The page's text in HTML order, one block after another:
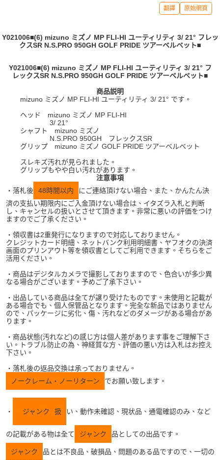
翻譯 原始網頁
Y021006■(6) mizuno ミズノ MP FLI-HI ユーティリティ 3/ 21° フレッ
クスSR N.S.PRO 950GH GOLF PRIDE ツアーベルベット■
Y021006■(6) mizuno ミズノ MP FLI-HI ユーティリティ 3/ 21° フ
レックスSR N.S.PRO 950GH GOLF PRIDE ツアーベルベット■
商品説明
mizuno ミズノ MP FLI-HI ユーティリティ 3/ 21° です。
ヘッド mizuno ミズノ MP FLI-HI
3/ 21°
シャフト mizuno ミズノ
N.S.PRO 950GH フレックスSR
グリップ mizuno ミズノ GOLF PRIDE ツアーベルベット
スレキズ汚れが見られました。
グリップもやや白い汚れがあります。
注意事項
・落札後
48時間以内
にご連絡頂けない場合、また、かんたん決
済の支払い期限内にご入金頂けない場合は、イタズラ入札と判断
し、キャンセルの扱いとさせて頂きます。非常に悪いの評価をつけ
ますのでご了承ください。
・領収書は2重発行になりますので対応しておりません。
クレジットカード明細、ネットバンク利用明細書、ヤフオクの決済
画面のプリンアウト等を領収書としてご利用できます。そちらをご
活用ください。
・商品はデジタルカメラで撮影しておりますので、色合いが多少異
なる場合がございます。予めご了承下さい。
・出品している商品は全てが譲り受けたものです。未使用と記載が
ある場合でも、個人保管品となります。完全な新品ではありません
ので、パッケージに劣化、傷、汚れなどのダメージがある場合があ
ります。
・商品状態(汚れなど)の感じ方は個人差があります事をご理解下さ
い。トラブル防止の為、神経質な方、評価の悪い方は入札はお控え
下さい。
・落札後の返品交換は承っておりません。
ノークレーム・ノーリターン
でお願い致します。
・ ジャンク 扱 い、動作未確認、現状品、通電確認のみ、など
の記載がある物は全て ジャンク 品としての出品です。
ジャンク
品とは不良品、破損品、問題のある品ですので、一切の